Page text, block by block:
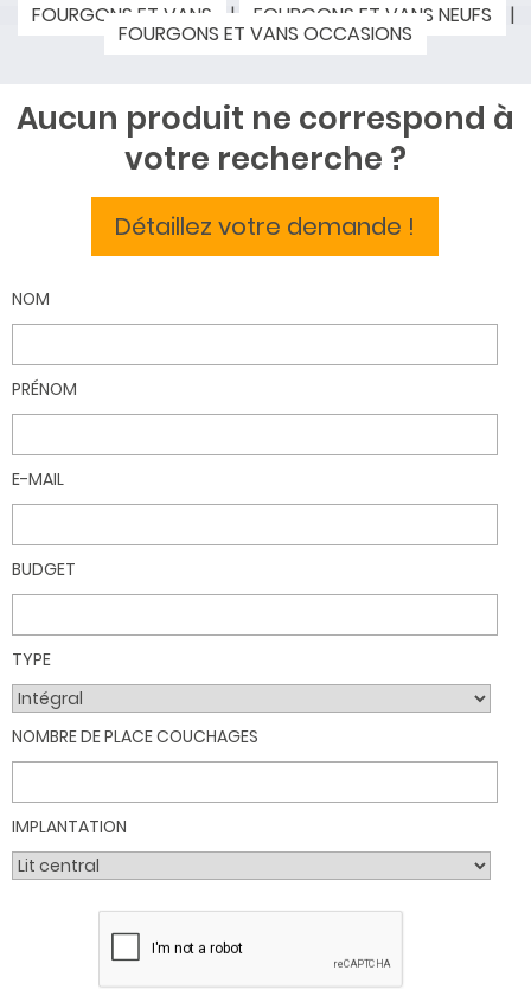
FOURGONS ET VANS | FOURGONS ET VANS NEUFS |
FOURGONS ET VANS OCCASIONS
Aucun produit ne correspond à
votre recherche ?
Détaillez votre demande !
NOM
PRÉNOM
E-MAIL
BUDGET
TYPE
NOMBRE DE PLACE COUCHAGES
IMPLANTATION